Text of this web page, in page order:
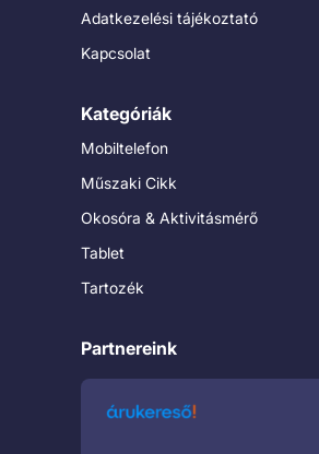
Adatkezelési tájékoztató
Kapcsolat
Kategóriák
Mobiltelefon
Műszaki Cikk
Okosóra & Aktivitásmérő
Tablet
Tartozék
Partnereink